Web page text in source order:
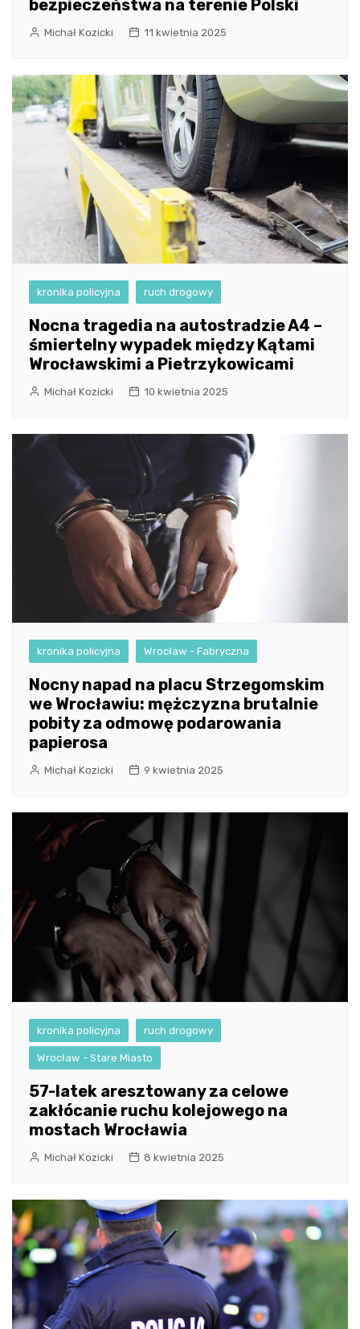
bezpieczeństwa na terenie Polski
Michał Kozicki 11 kwietnia 2025
kronika policyjna ruch drogowy
Nocna tragedia na autostradzie A4 –
śmiertelny wypadek między Kątami
Wrocławskimi a Pietrzykowicami
Michał Kozicki 10 kwietnia 2025
kronika policyjna Wrocław - Fabryczna
Nocny napad na placu Strzegomskim
we Wrocławiu: mężczyzna brutalnie
pobity za odmowę podarowania
papierosa
Michał Kozicki 9 kwietnia 2025
kronika policyjna ruch drogowy
Wrocław - Stare Miasto
57-latek aresztowany za celowe
zakłócanie ruchu kolejowego na
mostach Wrocławia
Michał Kozicki 8 kwietnia 2025